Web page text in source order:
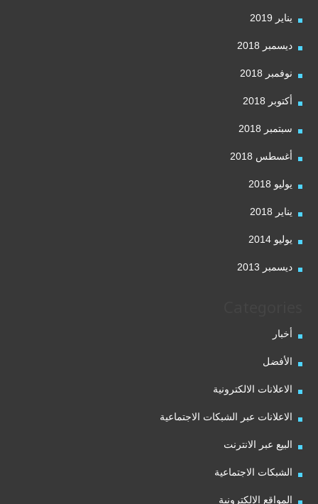
يناير 2019
ديسمبر 2018
نوفمبر 2018
أكتوبر 2018
سبتمبر 2018
أغسطس 2018
يوليو 2018
يناير 2018
يوليو 2014
ديسمبر 2013
أخبار
الأفضل
الاعلانات الالكترونية
الاعلانات عبر الشبكات الاجتماعية
البيع عبر الانترنت
الشبكات الاجتماعية
المواقع الالكترونية